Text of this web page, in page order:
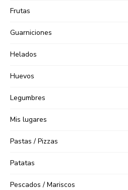
Frutas
Guarniciones
Helados
Huevos
Legumbres
Mis lugares
Pastas / Pizzas
Patatas
Pescados / Mariscos